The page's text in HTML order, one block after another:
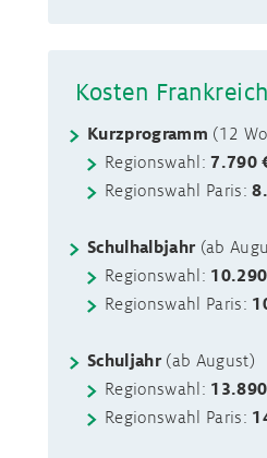
Kosten
Kurzprogramm (12
Regionswahl:7.790
Regionswahl Paris:
Schulhalbjahr (ab
Regionswahl:
Regionswahl Paris:
Schuljahr (ab August)
Regionswahl:
Regionswahl Paris: